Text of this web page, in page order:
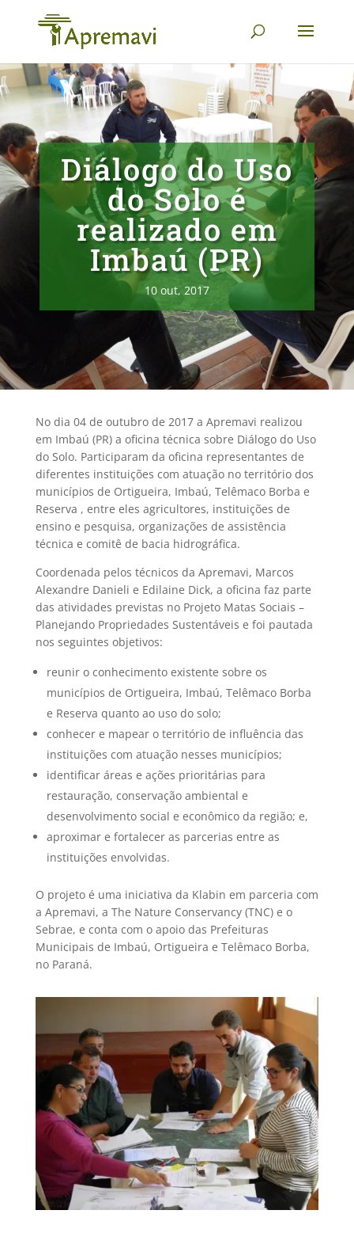
Diálogo do Uso
do Solo é
realizado em
Imbaú (PR)
10 out, 2017
No dia 04 de outubro de 2017 a Apremavi realizou
em Imbaú (PR) a oficina técnica sobre Diálogo do Uso
do Solo. Participaram da oficina representantes de
diferentes instituições com atuação no território dos
municípios de Ortigueira, Imbaú, Telêmaco Borba e
Reserva , entre eles agricultores, instituições de
ensino e pesquisa, organizações de assistência
técnica e comitê de bacia hidrográfica.
Coordenada pelos técnicos da Apremavi, Marcos
Alexandre Danieli e Edilaine Dick, a oficina faz parte
das atividades previstas no Projeto Matas Sociais –
Planejando Propriedades Sustentáveis e foi pautada
nos seguintes objetivos:
reunir o conhecimento existente sobre os
municípios de Ortigueira, Imbaú, Telêmaco Borba
e Reserva quanto ao uso do solo;
conhecer e mapear o território de influência das
instituições com atuação nesses municípios;
identificar áreas e ações prioritárias para
restauração, conservação ambiental e
desenvolvimento social e econômico da região; e,
aproximar e fortalecer as parcerias entre as
instituições envolvidas.
O projeto é uma iniciativa da Klabin em parceria com
a Apremavi, a The Nature Conservancy (TNC) e o
Sebrae, e conta com o apoio das Prefeituras
Municipais de Imbaú, Ortigueira e Telêmaco Borba,
no Paraná.